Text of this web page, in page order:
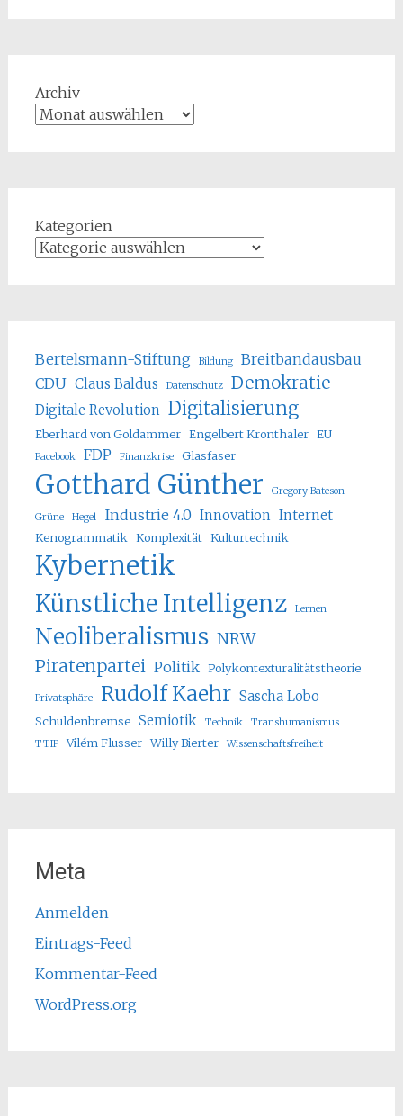
Archiv
Kategorien
Bertelsmann-Stiftung Bildung
Breitbandausbau
CDU Claus Baldus Datenschutz Demokratie
Digitale Revolution Digitalisierung
Eberhard von Goldammer Engelbert Kronthaler EU
Facebook FDP Finanzkrise Glasfaser
Gotthard Günther Gregory Bateson
Grüne Hegel Industrie 4.0 Innovation Internet
Kenogrammatik Komplexität Kulturtechnik
Kybernetik
Künstliche Intelligenz Lernen
Neoliberalismus NRW
Piratenpartei Politik Polykontexturalitätstheorie
Privatsphäre Rudolf Kaehr Sascha Lobo
Schuldenbremse Semiotik Technik
Transhumanismus
TTIP
Vilém Flusser Willy Bierter Wissenschaftsfreiheit
Meta
Anmelden
Eintrags-Feed
Kommentar-Feed
WordPress.org